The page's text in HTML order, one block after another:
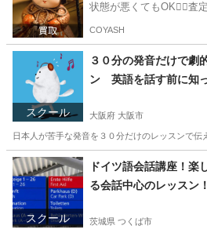
状態が悪くてもOK🙆‍♀️査
COYASH
スクール
３０分の発音だけで劇
ン 英語を話す前に知
大阪府 大阪市
日本人が苦手な発音を３０分だけのレッスンで
大阪 大阪市 英語 アルファベット
スクール
ドイツ語会話講座！楽
る会話中心のレッスン
茨城県 つくば市